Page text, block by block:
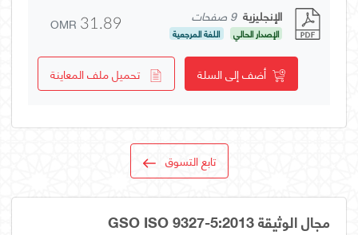
الإنجليزية 9 صفحات
الإصدار الحالي اللغة المرجعية OMR 31.89
أضف إلى السلة تحميل ملف المعاينة
تابع التسوق
مجال الوثيقة GSO ISO 9327-5:2013